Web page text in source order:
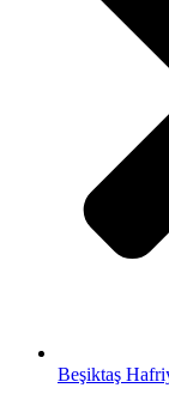
Beşiktaş